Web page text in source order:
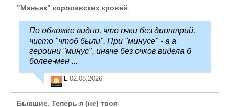
"Маньяк" королевских кровей
По обложке видно, что очки без диоптрий,
чисто "чтоб были". При "минусе" - а а
героини "минус", иначе без очков видела б
более-мен ...
L 02.08.2026
Бывшие. Теперь я (не) твоя